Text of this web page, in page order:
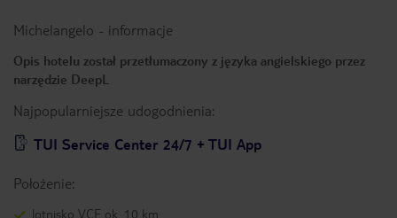
Michelangelo - informacje
Opis hotelu został przetłumaczony z języka angielskiego przez
narzędzie DeepL
Najpopularniejsze udogodnienia:
TUI Service Center 24/7 + TUI App
Położenie:
lotnisko VCE ok. 10 km